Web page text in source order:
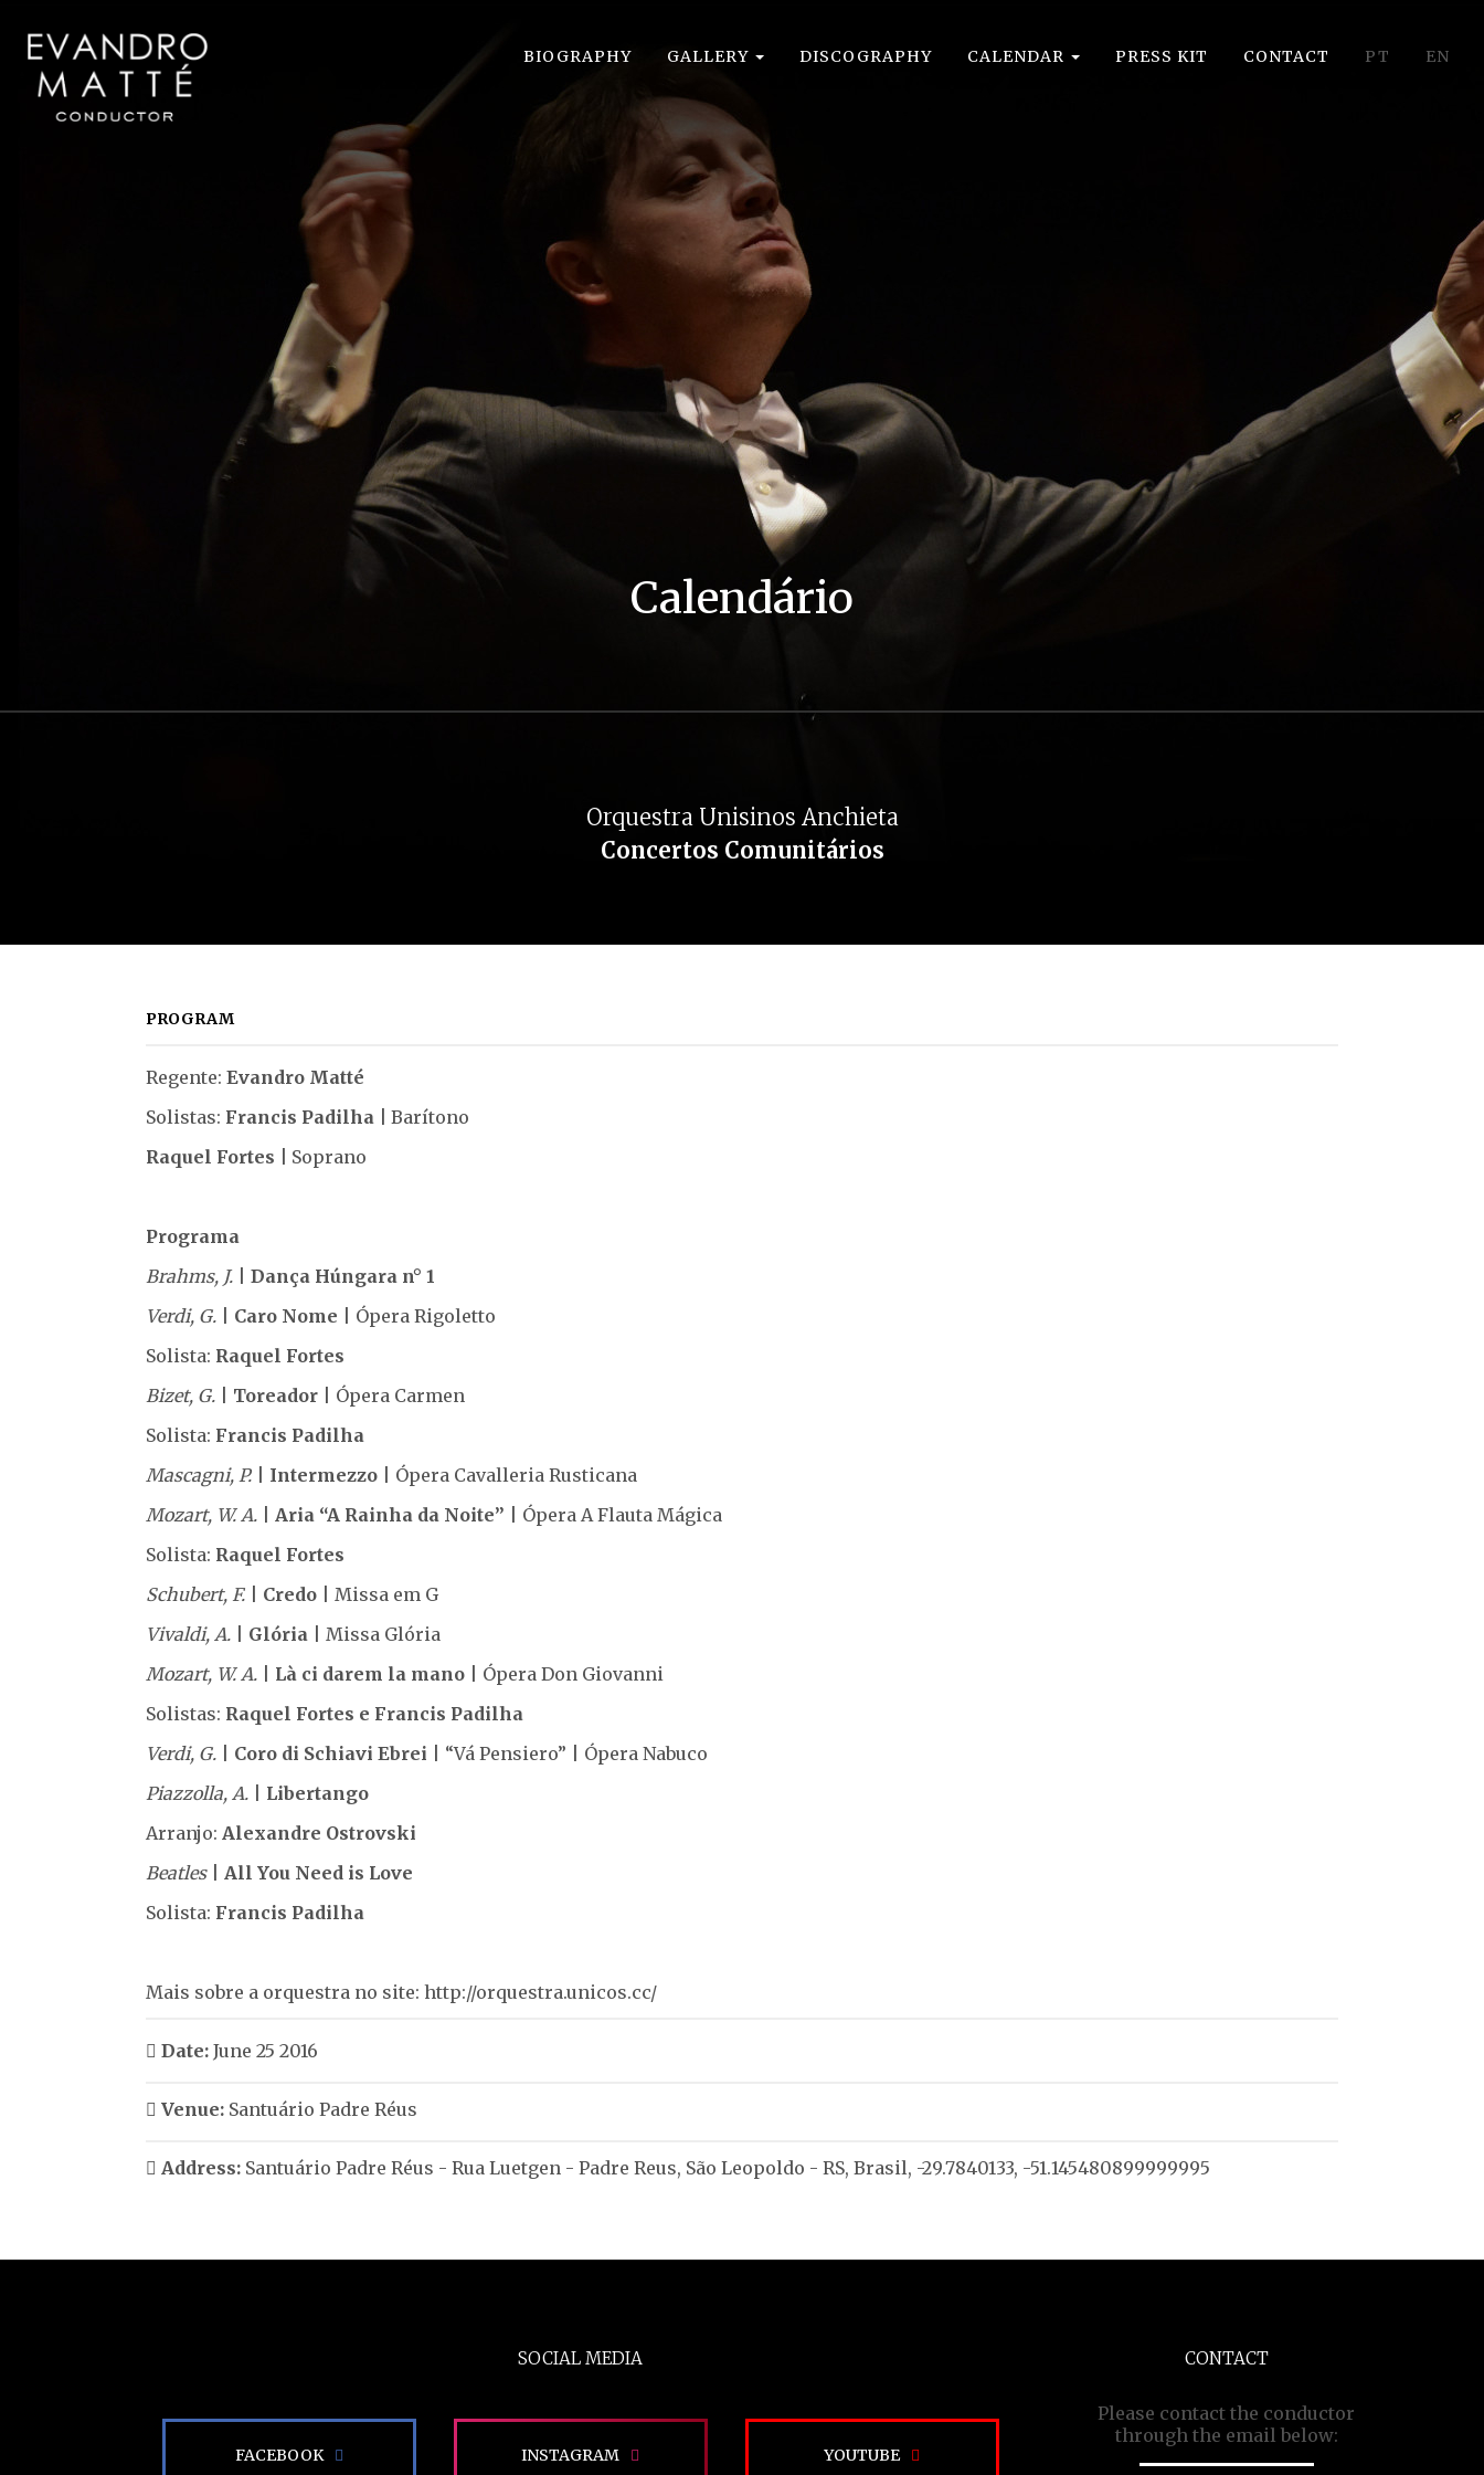
BIOGRAPHY GALLERY DISCOGRAPHY CALENDAR PRESS KIT CONTACT PT EN
Calendário
Orquestra Unisinos Anchieta
Concertos Comunitários
PROGRAM
Regente: Evandro Matté
Solistas: Francis Padilha | Barítono
Raquel Fortes | Soprano
Programa
Brahms, J.
Dança Húngara n° 1
Verdi, G.
Caro Nome
| Ópera Rigoletto
Solista: Raquel Fortes
Bizet, G.
Toreador | Ópera Carmen
Solista: Francis Padilha
Mascagni, P.
Intermezzo | Ópera Cavalleria Rusticana
Mozart, W. A.
Aria “A Rainha da Noite” | Ópera A Flauta Mágica
Solista: Raquel Fortes
Schubert, F.
Credo | Missa em G
Vivaldi, A.
Glória
| Missa Glória
Mozart, W. A.
Là ci darem la mano | Ópera Don Giovanni
Solistas: Raquel Fortes e Francis Padilha
Verdi, G.
Coro di Schiavi Ebrei
| “Vá Pensiero” | Ópera Nabuco
Piazzolla, A.
Libertango
Arranjo: Alexandre Ostrovski
Beatles| All You Need is Love
Solista: Francis Padilha
Mais sobre a orquestra no site: http://orquestra.unicos.cc/
Date: June 25 2016
Venue: Santuário Padre Réus
Address: Santuário Padre Réus - Rua Luetgen - Padre Reus, São Leopoldo - RS, Brasil, -29.7840133, -51.145480899999995
SOCIAL MEDIA
FACEBOOK INSTAGRAM YOUTUBE
CONTACT
Please contact the conductor
through the email below: